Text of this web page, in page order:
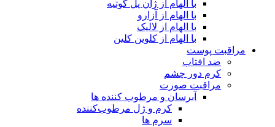
با الهام از ژان پل گوتیه
با الهام از آزارو
با الهام از لالیک
با الهام از کلوین کلین
مراقبت پوست
ضد افتاب
کرم دور چشم
مراقبت صورت
آبرسان و مرطوب کننده ها
کرم و ژل مرطوب‌کننده
سرم ها